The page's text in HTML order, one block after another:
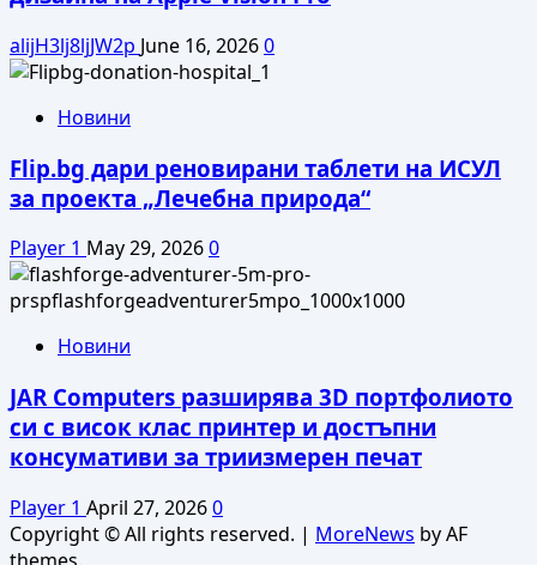
alijH3lj8ljJW2p June 16, 20260
Новини
Flip.bg дари реновирани таблети на ИСУЛ
за проекта „Лечебна природа“
Player 1 May 29, 20260
Новини
JAR Computers разширява 3D портфолиото
си с висок клас принтер и достъпни
консумативи за триизмерен печат
Player 1 April 27, 20260
Copyright © All rights reserved. | MoreNews by AF